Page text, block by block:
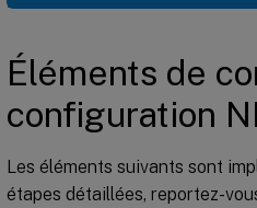
Éléments de
configuration
Les éléments suivants sont
étapes détaillées, reportez-